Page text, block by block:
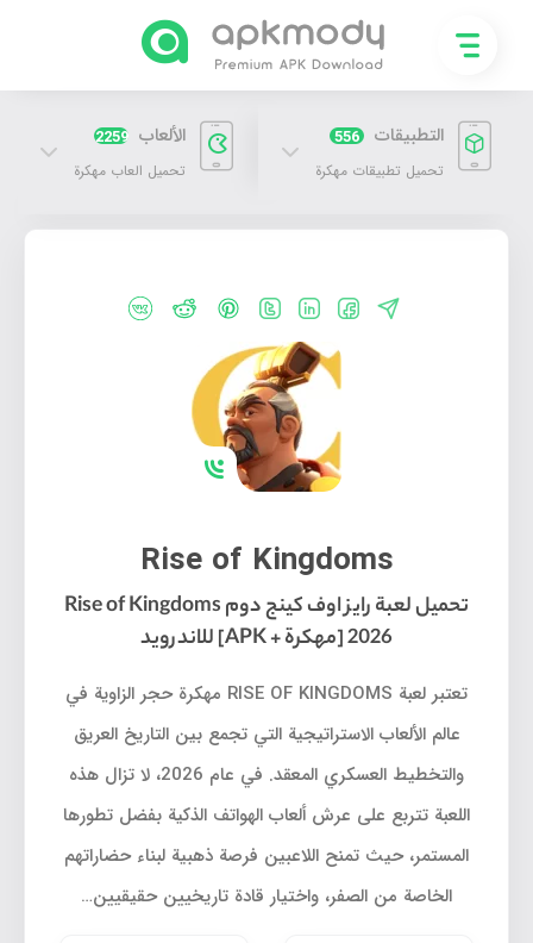
التطبيقات 556
تحميل تطبيقات مهكرة
الألعاب 2259
تحميل العاب مهكرة
Rise of Kingdoms
تحميل لعبة رايز اوف كينج دوم Rise of Kingdoms
2026 [مهكرة + APK] للاندرويد
تعتبر لعبة RISE OF KINGDOMS مهكرة حجر الزاوية في
عالم الألعاب الاستراتيجية التي تجمع بين التاريخ العريق
والتخطيط العسكري المعقد. في عام 2026، لا تزال هذه
اللعبة تتربع على عرش ألعاب الهواتف الذكية بفضل تطورها
المستمر، حيث تمنح اللاعبين فرصة ذهبية لبناء حضاراتهم
الخاصة من الصفر، واختيار قادة تاريخيين حقيقيين…